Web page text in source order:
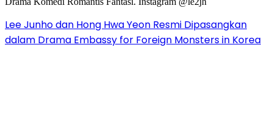
Lee Junho dan Hong Hwa Yeon Resmi Dipasangkan
dalam Drama Embassy for Foreign Monsters in Korea